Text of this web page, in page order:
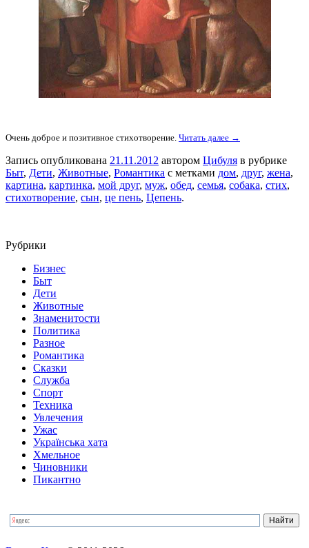
Очень доброе и позитивное стихотворение. Читать далее →
Запись опубликована 21.11.2012 автором Цибуля в рубрике
Быт, Дети, Животные, Романтика с метками дом, друг, жена,
картина, картинка, мой друг, муж, обед, семья, собака, стих,
стихотворение, сын, це пень, Цепень.
Рубрики
Бизнес
Быт
Дети
Животные
Знаменитости
Политика
Разное
Романтика
Сказки
Служба
Спорт
Техника
Увлечения
Ужас
Українська хата
Хмельное
Чиновники
Пикантно